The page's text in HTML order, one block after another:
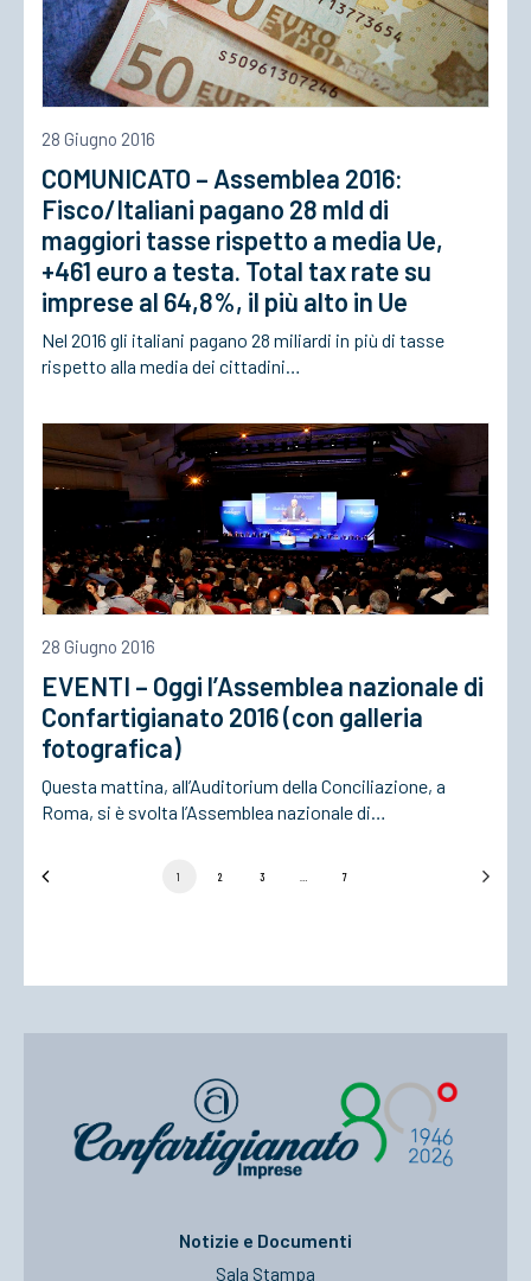
28 Giugno 2016
COMUNICATO – Assemblea 2016:
Fisco/Italiani pagano 28 mld di
maggiori tasse rispetto a media Ue,
+461 euro a testa. Total tax rate su
imprese al 64,8%, il più alto in Ue
Nel 2016 gli italiani pagano 28 miliardi in più di tasse
rispetto alla media dei cittadini…
28 Giugno 2016
EVENTI – Oggi l’Assemblea nazionale di
Confartigianato 2016 (con galleria
fotografica)
Questa mattina, all’Auditorium della Conciliazione, a
Roma, si è svolta l’Assemblea nazionale di…
1 2 3 7
Notizie e Documenti
Sala Stampa